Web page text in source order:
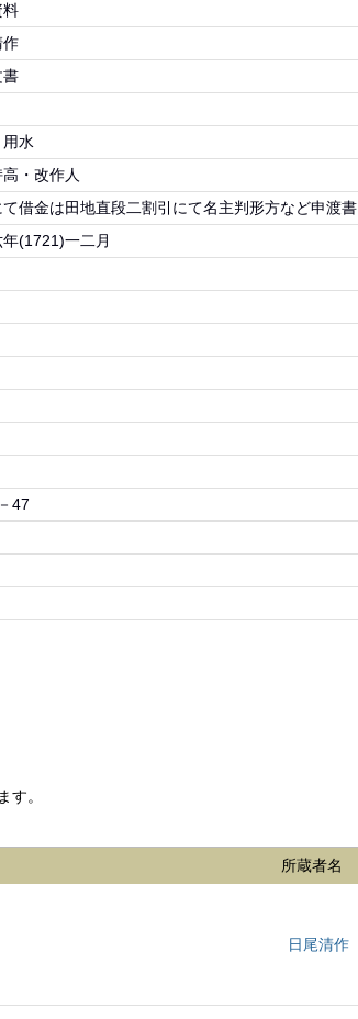
料
作
書
水
・改作人
借金は田地直段二割引にて名主判形方など申渡書
(1721)一二月
47
す。
所蔵者名
日尾清作